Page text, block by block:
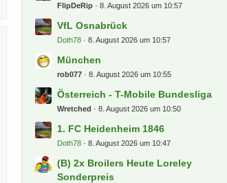
FlipDeRip 8. August 2026 um 10:57
VfL Osnabrück
Doth78 8. August 2026 um 10:57
München
rob077 8. August 2026 um 10:55
Österreich - T-Mobile Bundesliga
Wretched 8. August 2026 um 10:50
1. FC Heidenheim 1846
Doth78 8. August 2026 um 10:47
(B) 2x Broilers Heute Loreley
Sonderpreis